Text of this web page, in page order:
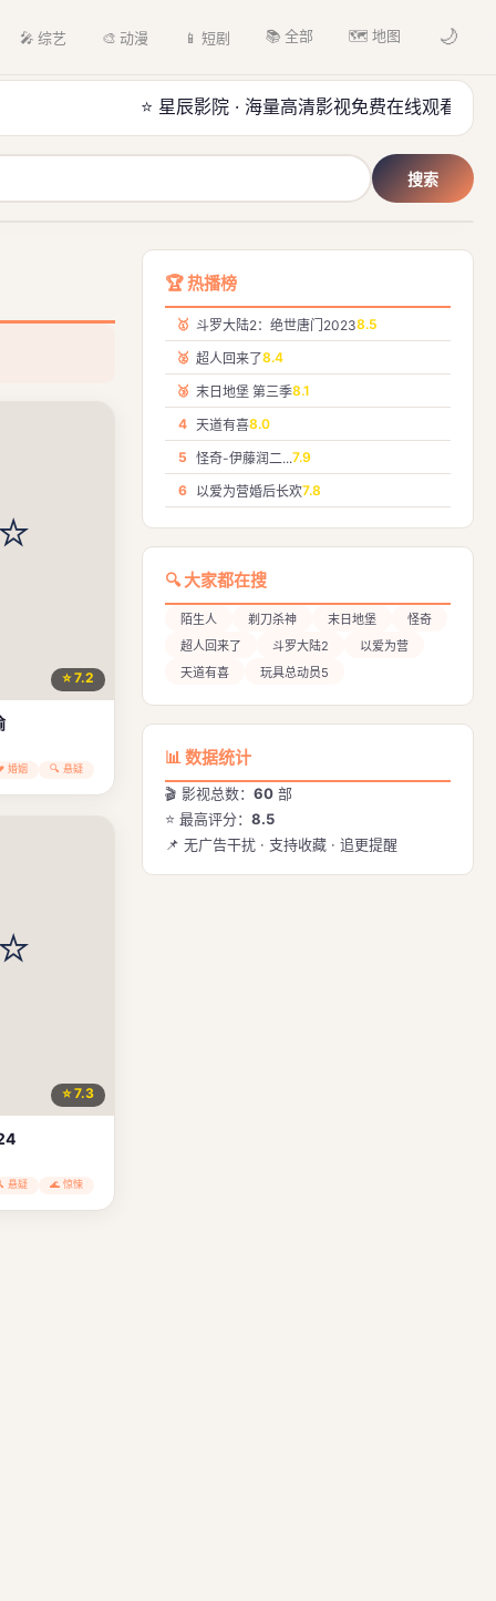
🎤 综艺 🎨 动漫 📱 短剧 📚 全部 🗺️ 地图 🌙
⭐ 星辰影院 · 海量高清影视免费在线观看 · 电影 · 电
搜索
⭐ 7.2
婚姻 🔍 悬疑
⭐ 7.3
悬疑 🌊 惊悚
🏆 热播榜
🥇 斗罗大陆2：绝世唐门20238.5
🥈 超人回来了8.4
🥉 末日地堡 第三季8.1
4 天道有喜8.0
5 怪奇-伊藤润二...7.9
6 以爱为营婚后长欢7.8
🔍 大家都在搜
陌生人 剃刀杀神 末日地堡
怪奇
超人回来了
斗罗大陆2
以爱为营
天道有喜
玩具总动员5
📊 数据统计
🎬 影视总数： 60 部
⭐ 最高评分： 8.5
📌 无广告干扰 · 支持收藏 · 追更提醒